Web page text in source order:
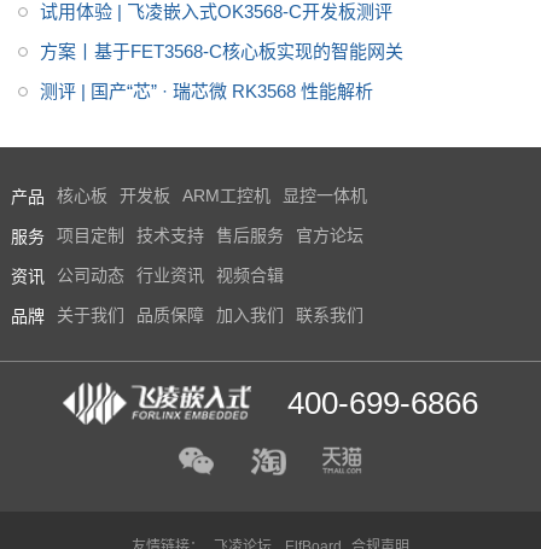
试用体验 | 飞凌嵌入式OK3568-C开发板测评
方案丨基于FET3568-C核心板实现的智能网关
测评 | 国产“芯” · 瑞芯微 RK3568 性能解析
产品 核心板 开发板 ARM工控机 显控一体机
服务 项目定制 技术支持 售后服务 官方论坛
资讯 公司动态 行业资讯 视频合辑
品牌 关于我们 品质保障 加入我们 联系我们
400-699-6866